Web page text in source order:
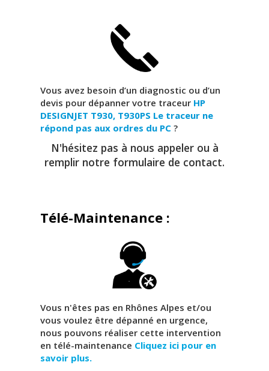
Vous avez besoin d’un diagnostic ou d’un
devis pour dépanner votre traceur HP
DESIGNJET T930, T930PS Le traceur ne
répond pas aux ordres du PC ?
N'hésitez pas à nous appeler ou à
remplir notre formulaire de contact.
Télé-Maintenance :
Vous n'êtes pas en Rhônes Alpes et/ou
vous voulez être dépanné en urgence,
nous pouvons réaliser cette intervention
en télé-maintenance Cliquez ici pour en
savoir plus.